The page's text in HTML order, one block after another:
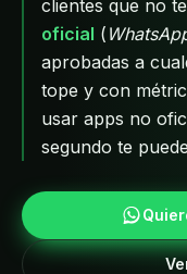
clientes que no
oficial (
aprobadas a
tope y con
usar apps no
segundo te puede